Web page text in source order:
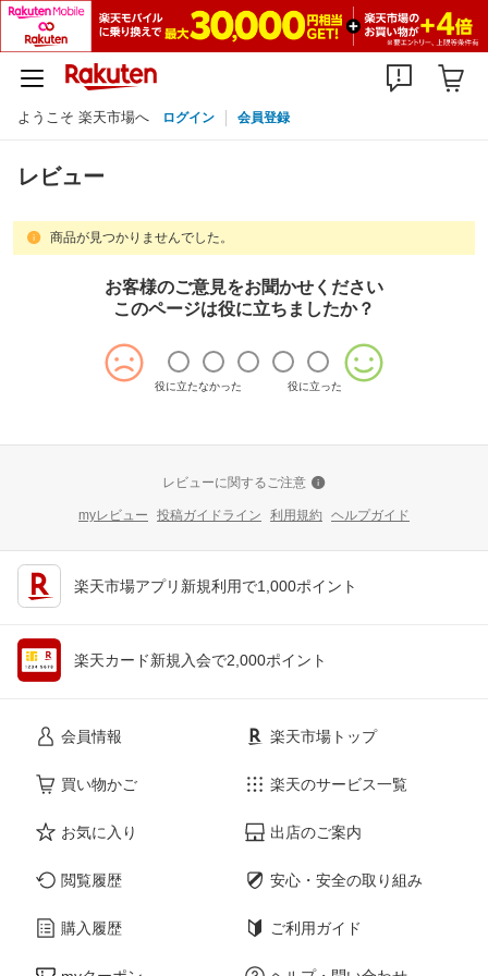
ようこそ 楽天市場へ ログイン 会員登録
レビュー
商品が見つかりませんでした。
お客様のご意見をお聞かせください
このページは役に立ちましたか？
役に立たなかった 役に立った
レビューに関するご注意
myレビュー 投稿ガイドライン 利用規約 ヘルプガイド
楽天市場アプリ新規利用で1,000ポイント
楽天カード新規入会で2,000ポイント
会員情報
買い物かご
お気に入り
閲覧履歴
購入履歴
楽天市場トップ
楽天のサービス一覧
出店のご案内
安心・安全の取り組み
ご利用ガイド